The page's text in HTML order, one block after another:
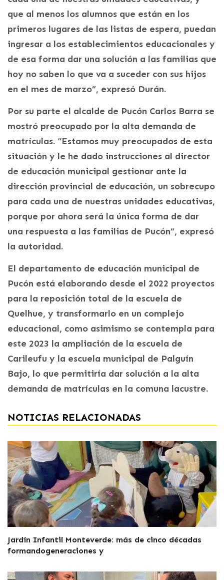
que al menos los alumnos que están en los
primeros lugares de las listas de espera, puedan
ingresar a los establecimientos educacionales y
de esa forma dar una solución a las familias que
hoy no saben lo que va a suceder con sus hijos
en el mes de marzo”, expresó Durán.
Por su parte el alcalde de Pucón Carlos Barra se
mostró preocupado por la alta demanda de
matrículas. “Estamos muy preocupados de esta
situación y le he dado instrucciones al director
de educación municipal gestionar ante la
dirección provincial de educación, un sobrecupo
para cada una de nuestras unidades educativas,
porque por ahora será la única forma de dar
una respuesta a las familias de Pucón”, expresó
la autoridad.
El departamento de educación municipal de
Pucón está elaborando desde el 2022 proyectos
para la reposición total de la escuela de
Quelhue, y transformarlo en un complejo
educacional, como asimismo se contempla para
este 2023 la ampliación de la escuela de
Carileufu y la escuela municipal de Palguín
Bajo, lo que permitiría dar solución a la alta
demanda de matrículas en la comuna lacustre.
NOTICIAS RELACIONADAS
Jardín Infantil Monteverde: más de cinco décadas
formandogeneraciones y